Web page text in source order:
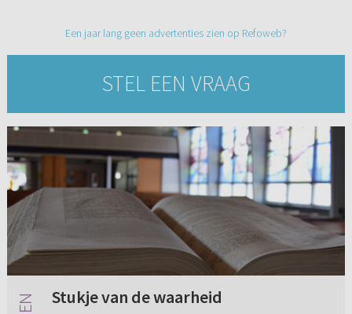
Een jaar lang geen advertenties zien op Refoweb?
STEL EEN VRAAG
Stukje van de waarheid